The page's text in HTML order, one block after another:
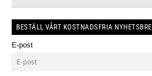
BESTÄLL VÅRT KOSTNADSFRIA
E-post